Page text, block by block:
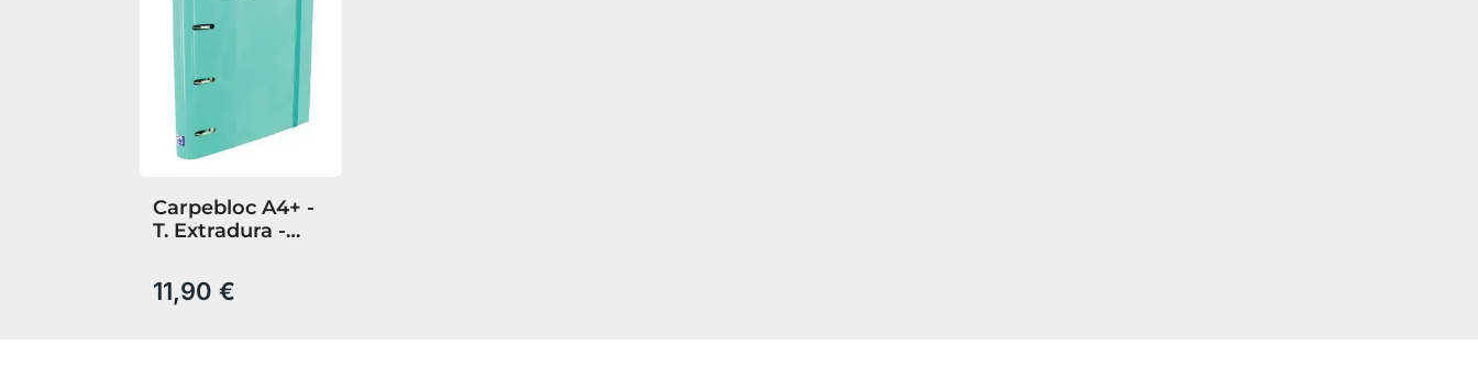
Carpebloc A4+ -
T. Extradura -
Hojas 5X5 - Ice
Mint - Scribzee
11,90 €